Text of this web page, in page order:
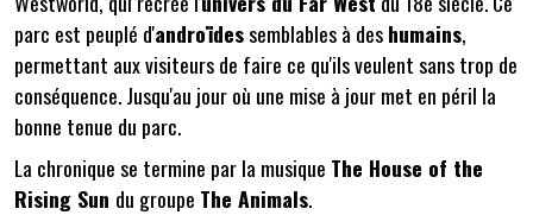
parc est peuplé d'androïdessemblables à deshumains,
permettant aux visiteurs de faire ce qu'ils veulent sans trop de
conséquence. Jusqu'au jour où une mise à jour met en péril la
bonne tenue du parc.
La chronique se termine par la musique The House of the
Rising Sun du groupe The Animals.